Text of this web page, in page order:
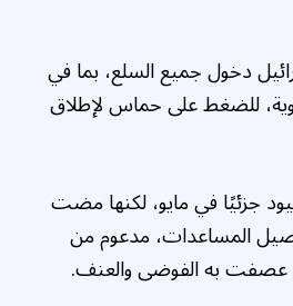
دخول جميع السلع، بما في
للضغط على حماس لإطلاق
جزئيًا في مايو، لكنها مضت
المساعدات، مدعوم من
عصفت به الفوضى والعنف.